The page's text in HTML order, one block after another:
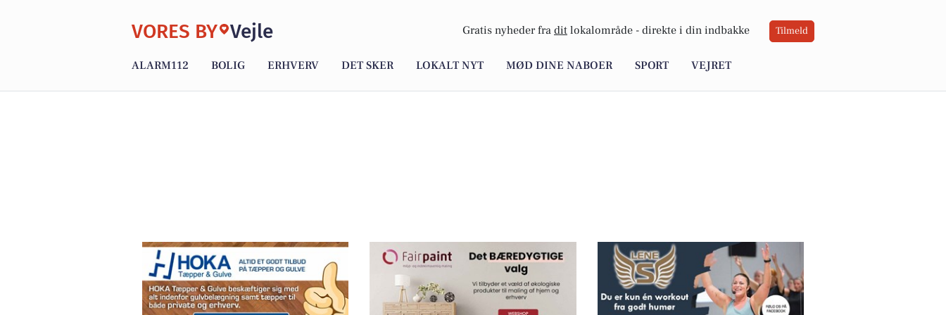
VORES BY Vejle Gratis nyheder fra dit lokalområde - direkte i din indbakke Tilmeld
ALARM112 BOLIG ERHVERV DET SKER LOKALT NYT MØD DINE NABOER SPORT VEJRET